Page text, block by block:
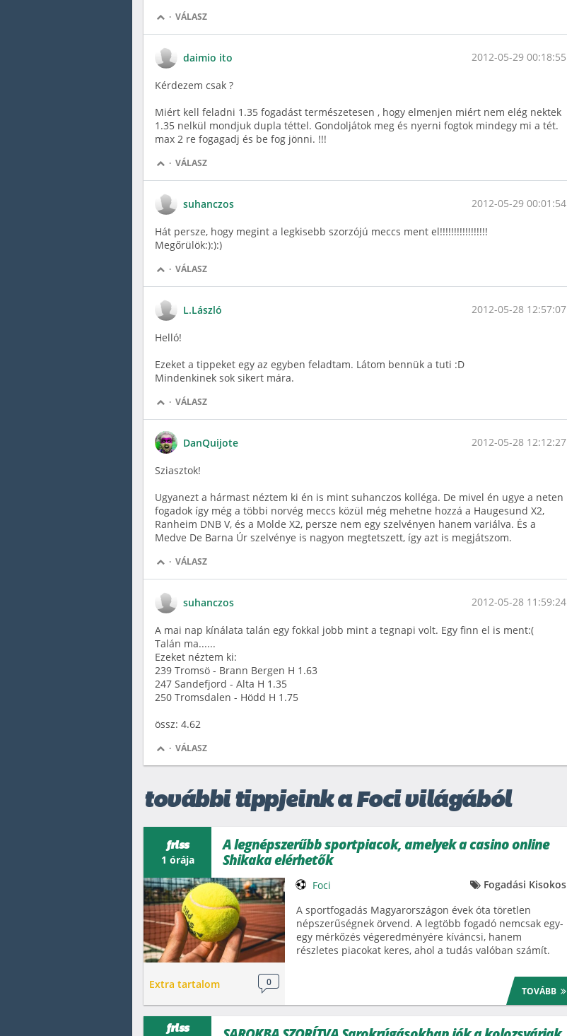
· VÁLASZ
daimio ito 2012-05-29 00:18:55
Kérdezem csak ?
Miért kell feladni 1.35 fogadást természetesen , hogy elmenjen miért nem elég nektek
1.35 nelkül mondjuk dupla téttel. Gondoljátok meg és nyerni fogtok mindegy mi a tét.
max 2 re fogagadj és be fog jönni. !!!
· VÁLASZ
suhanczos 2012-05-29 00:01:54
Hát persze, hogy megint a legkisebb szorzójú meccs ment el!!!!!!!!!!!!!!!!!
Megőrülök:):):)
· VÁLASZ
L.László 2012-05-28 12:57:07
Helló!
Ezeket a tippeket egy az egyben feladtam. Látom bennük a tuti :D
Mindenkinek sok sikert mára.
· VÁLASZ
DanQuijote 2012-05-28 12:12:27
Sziasztok!
Ugyanezt a hármast néztem ki én is mint suhanczos kolléga. De mivel én ugye a neten
fogadok így még a többi norvég meccs közül még mehetne hozzá a Haugesund X2,
Ranheim DNB V, és a Molde X2, persze nem egy szelvényen hanem variálva. És a
Medve De Barna Úr szelvénye is nagyon megtetszett, így azt is megjátszom.
· VÁLASZ
suhanczos 2012-05-28 11:59:24
A mai nap kínálata talán egy fokkal jobb mint a tegnapi volt. Egy finn el is ment:(
Talán ma......
Ezeket néztem ki:
239 Tromsö - Brann Bergen H 1.63
247 Sandefjord - Alta H 1.35
250 Tromsdalen - Hödd H 1.75
össz: 4.62
· VÁLASZ
további tippjeink a Foci világából
friss
1 órája
A legnépszerűbb sportpiacok, amelyek a casino online
Shikaka elérhetők
Extra tartalom 0
Foci
Fogadási Kisokos
A sportfogadás Magyarországon évek óta töretlen
népszerűségnek örvend. A legtöbb fogadó nemcsak egy-
egy mérkőzés végeredményére kíváncsi, hanem
részletes piacokat keres, ahol a tudás valóban számít.
TOVÁBB
friss